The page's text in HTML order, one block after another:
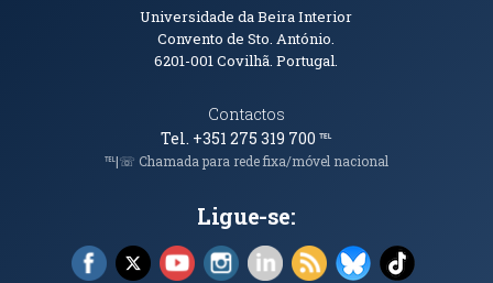
Informações de Contacto
Universidade da Beira Interior
Convento de Sto. António.
6201-001Covilhã. Portugal.
Contactos
Tel. +351 275 319 700℡
℡|☏ Chamada para rede fixa/móvel nacional
Ligue-se:
Facebook (abre em nova janela)
X (abre em nova janela)
YouTube (abre em nova janela)
Instagram (abre em nova janela)
LinkedIn (abre em nova
RSS (abre em nova
Bluesky (abre
TikTok